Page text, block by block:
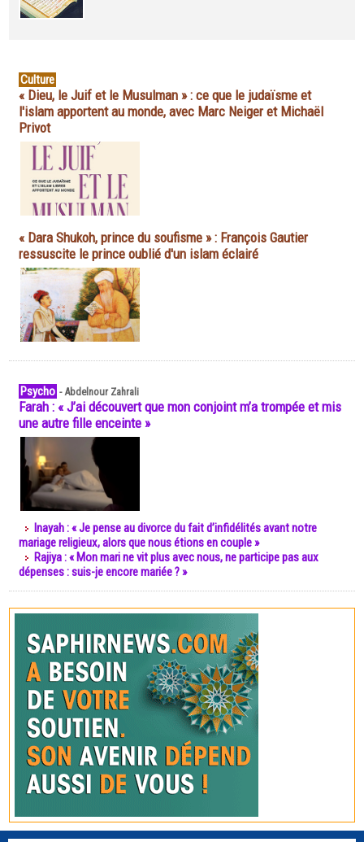
Culture
« Dieu, le Juif et le Musulman » : ce que le judaïsme et
l'islam apportent au monde, avec Marc Neiger et Michaël
Privot
« Dara Shukoh, prince du soufisme » : François Gautier
ressuscite le prince oublié d'un islam éclairé
Psycho -Abdelnour Zahrali
Farah : « J’ai découvert que mon conjoint m’a trompée et mis
une autre fille enceinte »
Inayah : « Je pense au divorce du fait d’infidélités avant notre
mariage religieux, alors que nous étions en couple »
Rajiya : « Mon mari ne vit plus avec nous, ne participe pas aux
dépenses : suis-je encore mariée ? »